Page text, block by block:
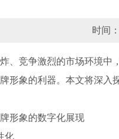
时间
、竞争激烈的市场环境中
形象的利器。本文将深入
形象的数字化展现
化